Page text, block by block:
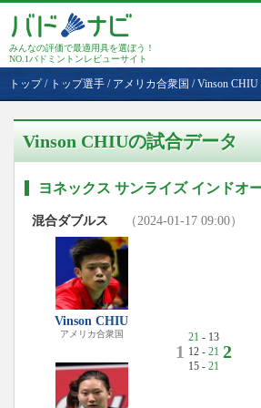
みんなの評価で最適用具を選ぼう！
NO.1バドミントンレビューサイト
トップ/ トップ選手 / アメリカ合衆国 /Vinson CHIU
Vinson CHIUの試合データ
ヨネックス サンライズ インドオ
混合ダブルス （2024-01-17 09:00）
Vinson CHIU
アメリカ合衆国
1
21 - 13
12 - 21
15 - 21
2